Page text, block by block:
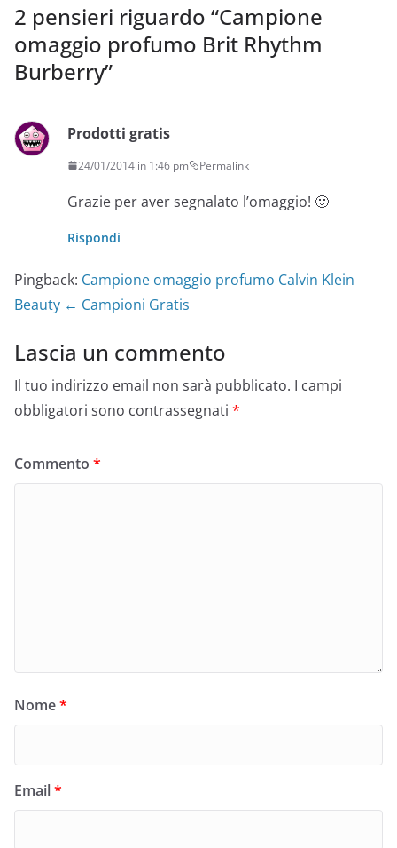
2 pensieri riguardo “Campione
omaggio profumo Brit Rhythm
Burberry”
Prodotti gratis
24/01/2014 in 1:46 pm Permalink
Grazie per aver segnalato l’omaggio! 🙂
Rispondi
Pingback: Campione omaggio profumo Calvin Klein
Beauty ← Campioni Gratis
Lascia un commento
Il tuo indirizzo email non sarà pubblicato. I campi
obbligatori sono contrassegnati *
Commento *
Nome*
Email*